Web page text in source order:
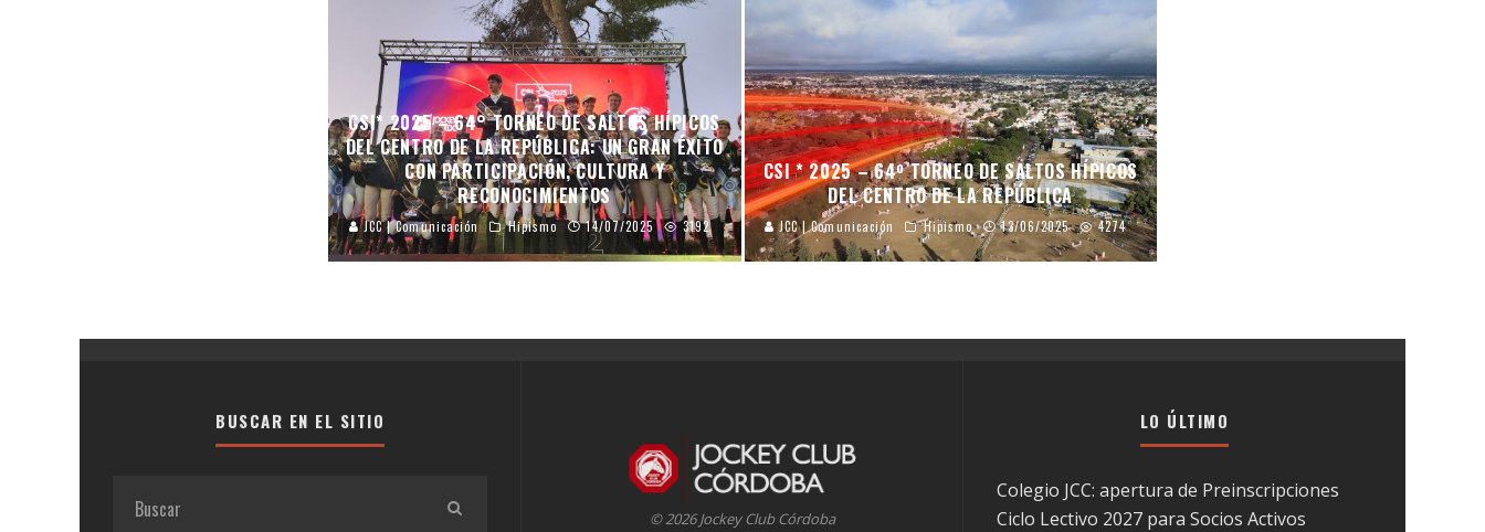
CSI* 2025 – 64° TORNEO DE SALTOS HÍPICOS
DEL CENTRO DE LA REPÚBLICA: UN GRAN ÉXITO
CON PARTICIPACIÓN, CULTURA Y
RECONOCIMIENTOS
JCC | Comunicación Hipismo 14/07/2025 3192
CSI * 2025 – 64º TORNEO DE SALTOS HÍPICOS
DEL CENTRO DE LA REPÚBLICA
JCC | Comunicación Hipismo 13/06/2025 4274
BUSCAR EN EL SITIO
© 2026 Jockey Club Córdoba
LO ÚLTIMO
Colegio JCC: apertura de Preinscripciones
Ciclo Lectivo 2027 para Socios Activos